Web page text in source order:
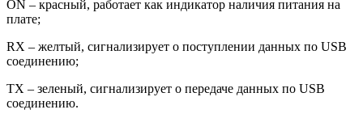
ON – красный, работает как индикатор наличия питания на
плате;
RX – желтый, сигнализирует о поступлении данных по USB
соединению;
TX – зеленый, сигнализирует о передаче данных по USB
соединению.